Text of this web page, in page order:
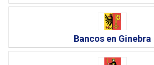
Bancos en Ginebra